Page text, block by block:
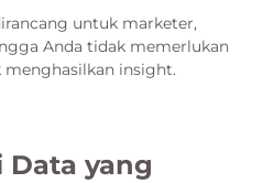
untuk marketer,
Anda tidak memerlukan
insight.
Data yang